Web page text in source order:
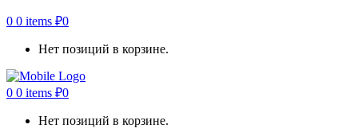
0 0 items ₽0
Нет позиций в корзине.
0 0 items ₽0
Нет позиций в корзине.